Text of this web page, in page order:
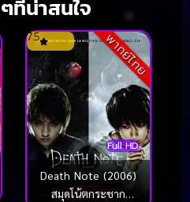
ที่น่าสนใจ
พากย์ไทย
Full HD
7.5
Death Note (2006)
สมุดโน้ตกระชาก